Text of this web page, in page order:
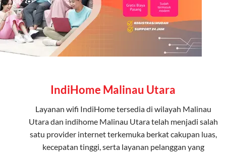
IndiHome Malinau Utara
Layanan wifi IndiHometersedia di wilayah Malinau
Utara dan indihome Malinau Utara telah menjadi salah
satu provider internet terkemuka berkat cakupan luas,
kecepatan tinggi, serta layanan pelanggan yang